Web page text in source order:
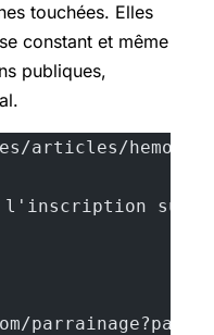
touchées. Elles
constant et même
publiques,
articles/
sur